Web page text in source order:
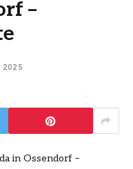
–
2025